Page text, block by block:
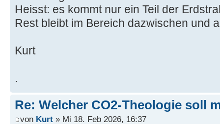
Heisst: es kommt nur ein Teil der
Rest bleibt im Bereich dazwischen und
Kurt
.
Re: Welcher CO2-Theologie soll
von Kurt » Mi 18. Feb 2026, 16:37